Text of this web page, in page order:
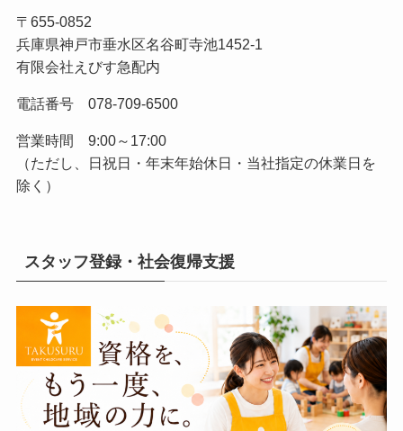
〒655-0852
兵庫県神戸市垂水区名谷町寺池1452-1
有限会社えびす急配内
電話番号 078-709-6500
営業時間 9:00～17:00
（ただし、日祝日・年末年始休日・当社指定の休業日を
除く）
スタッフ登録・社会復帰支援